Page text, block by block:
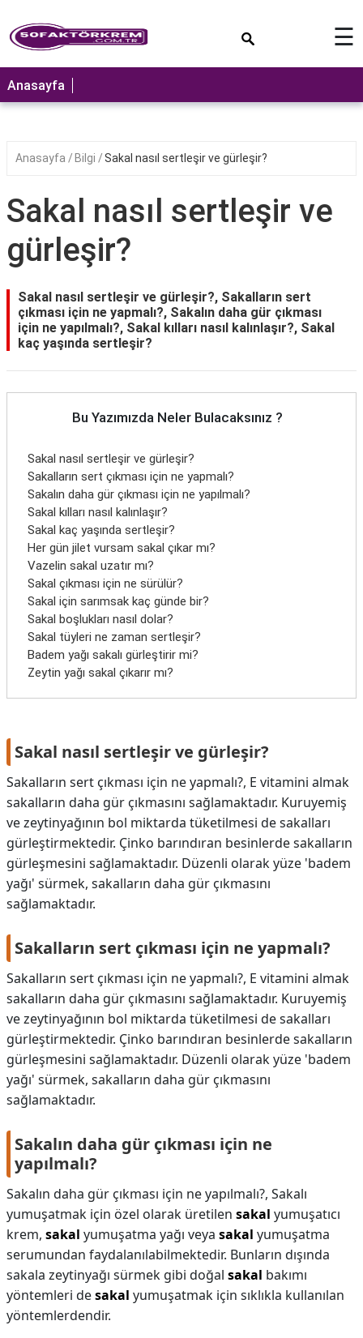
ANASAYFA
☰
Anasayfa
Anasayfa Bilgi Sakal nasıl sertleşir ve gürleşir?
Sakal nasıl sertleşir ve
gürleşir?
Sakal nasıl sertleşir ve gürleşir?, Sakalların sert
çıkması için ne yapmalı?, Sakalın daha gür çıkması
için ne yapılmalı?, Sakal kılları nasıl kalınlaşır?, Sakal
kaç yaşında sertleşir?
Bu Yazımızda Neler Bulacaksınız ?
Sakal nasıl sertleşir ve gürleşir?
Sakalların sert çıkması için ne yapmalı?
Sakalın daha gür çıkması için ne yapılmalı?
Sakal kılları nasıl kalınlaşır?
Sakal kaç yaşında sertleşir?
Her gün jilet vursam sakal çıkar mı?
Vazelin sakal uzatır mı?
Sakal çıkması için ne sürülür?
Sakal için sarımsak kaç günde bir?
Sakal boşlukları nasıl dolar?
Sakal tüyleri ne zaman sertleşir?
Badem yağı sakalı gürleştirir mi?
Zeytin yağı sakal çıkarır mı?
Sakal nasıl sertleşir ve gürleşir?
Sakalların sert çıkması için ne yapmalı?, E vitamini almak
sakalların daha gür çıkmasını sağlamaktadır. Kuruyemiş
ve zeytinyağının bol miktarda tüketilmesi de sakalları
gürleştirmektedir. Çinko barındıran besinlerde sakalların
gürleşmesini sağlamaktadır. Düzenli olarak yüze 'badem
yağı' sürmek, sakalların daha gür çıkmasını
sağlamaktadır.
Sakalların sert çıkması için ne yapmalı?
Sakalların sert çıkması için ne yapmalı?, E vitamini almak
sakalların daha gür çıkmasını sağlamaktadır. Kuruyemiş
ve zeytinyağının bol miktarda tüketilmesi de sakalları
gürleştirmektedir. Çinko barındıran besinlerde sakalların
gürleşmesini sağlamaktadır. Düzenli olarak yüze 'badem
yağı' sürmek, sakalların daha gür çıkmasını
sağlamaktadır.
Sakalın daha gür çıkması için ne
yapılmalı?
Sakalın daha gür çıkması için ne yapılmalı?, Sakalı
yumuşatmak için özel olarak üretilen sakal yumuşatıcı
krem, sakal yumuşatma yağı veya sakal yumuşatma
serumundan faydalanılabilmektedir. Bunların dışında
sakala zeytinyağı sürmek gibi doğal sakal bakımı
yöntemleri desakal yumuşatmak için sıklıkla kullanılan
yöntemlerdendir.